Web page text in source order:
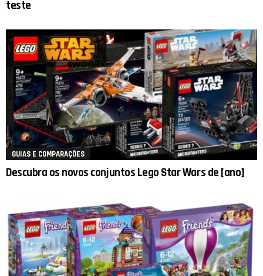
teste
GUIAS E COMPARAÇÕES
Descubra os novos conjuntos Lego Star Wars de [ano]